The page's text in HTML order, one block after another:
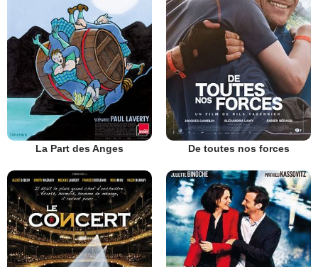
La Part des Anges De toutes nos forces